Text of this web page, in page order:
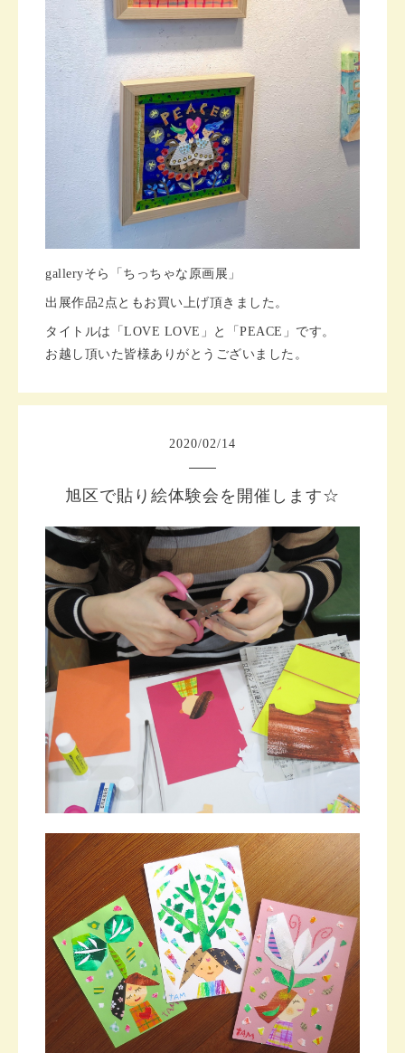
galleryそら「ちっちゃな原画展」
出展作品2点ともお買い上げ頂きました。
タイトルは「LOVE LOVE」と「PEACE」です。
お越し頂いた皆様ありがとうございました。
2020/02/14
旭区で貼り絵体験会を開催します☆